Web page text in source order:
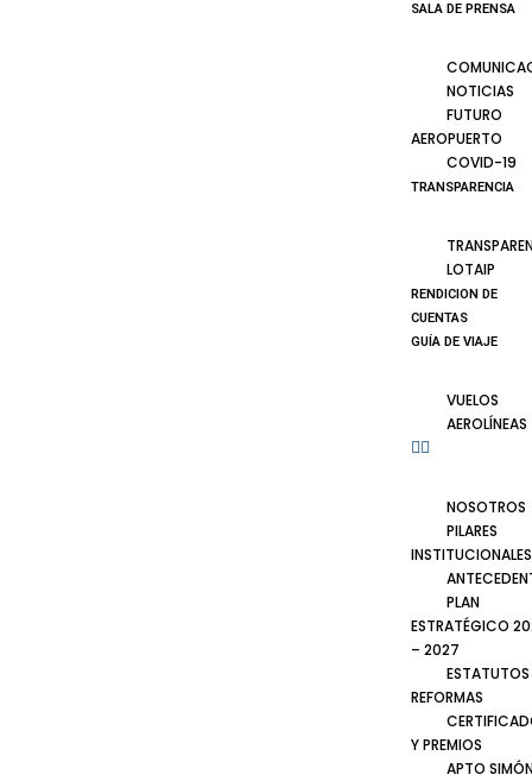
SALA DE PRENSA
NOTICIAS
FUTURO
AEROPUERTO
COVID-19
TRANSPARENCIA
LOTAIP
RENDICION DE
CUENTAS
GUÍA DE VIAJE
VUELOS
AEROLÍNEAS
NOSOTROS
PILARES
INSTITUCIONALES
PLAN
ESTRATÉGICO
– 2027
ESTATUTOS
REFORMAS
Y PREMIOS
APTO